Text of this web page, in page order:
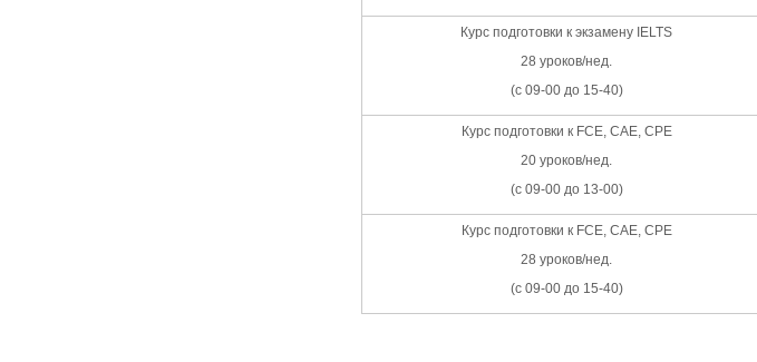
Курс подготовки к экзамену IELTS
28 уроков/нед.
(с 09-00 до 15-40)
Курс подготовки к FCE, CAE, CPE
20 уроков/нед.
(с 09-00 до 13-00)
Курс подготовки к FCE, CAE, CPE
28 уроков/нед.
(с 09-00 до 15-40)